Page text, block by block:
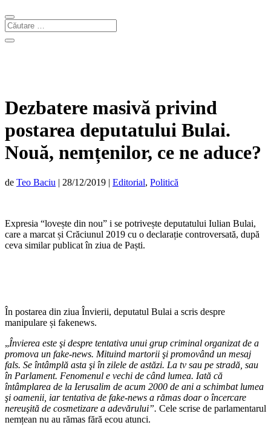
Dezbatere masivă privind
postarea deputatului Bulai.
Nouă, nemțenilor, ce ne aduce?
de Teo Baciu | 28/12/2019 | Editorial, Politică
Expresia “lovește din nou” i se potrivește deputatului Iulian Bulai,
care a marcat și Crăciunul 2019 cu o declarație controversată, după
ceva similar publicat în ziua de Paști.
În postarea din ziua Învierii, deputatul Bulai a scris despre
manipulare și fakenews.
„Învierea este şi despre tentativa unui grup criminal organizat de a
promova un fake-news. Mituind martorii şi promovând un mesaj
fals. Se întâmplă asta şi în zilele de astăzi. La tv sau pe stradă, sau
în Parlament. Fenomenul e vechi de când lumea. Iată că
întâmplarea de la Ierusalim de acum 2000 de ani a schimbat lumea
şi oamenii, iar tentativa de fake-news a rămas doar o încercare
nereuşită de cosmetizare a adevărului”. Cele scrise de parlamentarul
nemțean nu au rămas fără ecou atunci.